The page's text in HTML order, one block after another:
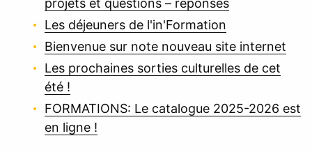
projets et questions – réponses
Les déjeuners de l'in'Formation
Bienvenue sur note nouveau site internet
Les prochaines sorties culturelles de cet
été !
FORMATIONS: Le catalogue 2025-2026 est
en ligne !